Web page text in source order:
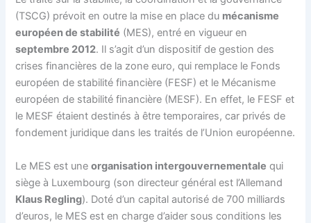
(TSCG) prévoit en outre la mise en place du mécanisme
européen de stabilité (MES), entré en vigueur en
septembre 2012. Il s’agit d’un dispositif de gestion des
crises financières de la zone euro, qui remplace le Fonds
européen de stabilité financière (FESF) et le Mécanisme
européen de stabilité financière (MESF). En effet, le FESF et
le MESF étaient destinés à être temporaires, car privés de
fondement juridique dans les traités de l’Union européenne.
Le MES est uneorganisation intergouvernementale qui
siège à Luxembourg (son directeur général est l’Allemand
Klaus Regling). Doté d’un capital autorisé de 700 milliards
d’euros, le MES est en charge d’aider sous conditions les